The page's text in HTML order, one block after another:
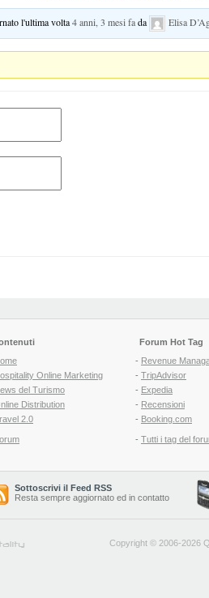
l'ultima volta4 anni, 3 mesi fada Elisa
Online Marketing
del Turismo
Distribution
2.0
Forum Hot Tag
- Revenue
- TripAdvisor
- Expedia
- Recensioni
- Booking.com
- Tutti i tag del
Sottoscrivi il Feed RSS
Resta sempre aggiornato ed in contatto
Copyright © 2006-2026